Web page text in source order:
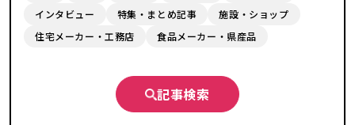
インタビュー
特集・まとめ記事
施設・ショップ
住宅メーカー・工務店
食品メーカー・県産品
記事検索